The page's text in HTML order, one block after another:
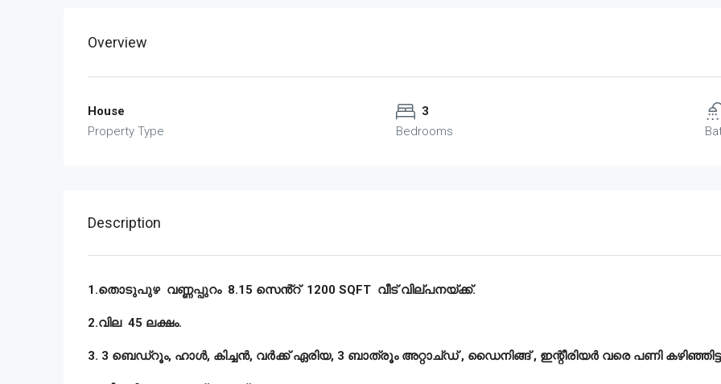
Overview
House
Property Type
3
Bedrooms
Description
1.തൊടുപുഴ വണ്ണപ്പുറം 8.15 സെൻ്റ് 1200 SQFT വീട് വില്പനയ്ക്ക്.
2.വില 45 ലക്ഷം.
3. 3 ബെഡ്‌റൂം, ഹാൾ, കിച്ചൻ, വർക്ക് ഏരിയ, 3 ബാത്രൂം അറ്റാച്ഡ് , ഡൈനിങ്ങ് , ഇന്റീരിയർ വരെ പണി